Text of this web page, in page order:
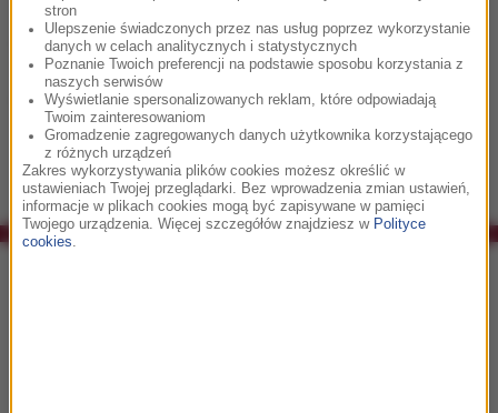
Książka, wydana w języku włoskim przez Libreria Editrice
Vaticana i Edizioni San Paolo, ukazała się po raz pierwszy w
październiku w Watykanie. Pierwsze włoskie wydanie
rozeszło się w ilości 350 tys. egzemplarzy.
stron
Ulepszenie świadczonych przez nas usług poprzez wykorzystanie
danych w celach analitycznych i statystycznych
Poznanie Twoich preferencji na podstawie sposobu korzystania z
naszych serwisów
Wyświetlanie spersonalizowanych reklam, które odpowiadają
Twoim zainteresowaniom
Gromadzenie zagregowanych danych użytkownika korzystającego
z różnych urządzeń
Zakres wykorzystywania plików cookies możesz określić w
ustawieniach Twojej przeglądarki. Bez wprowadzenia zmian ustawień,
informacje w plikach cookies mogą być zapisywane w pamięci
Twojego urządzenia. Więcej szczegółów znajdziesz w Polityce
cookies